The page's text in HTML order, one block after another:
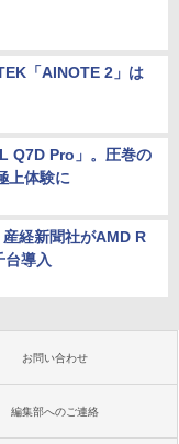
「AINOTE 2」は
Q7D Pro」。圧巻の
上体験に
経新聞社がAMD R
導入
お問い合わせ
編集部へのご連絡